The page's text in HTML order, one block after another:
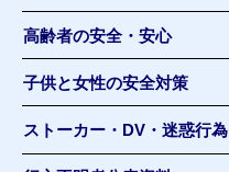
高齢者の安全・安心
子供と女性の安全対策
ストーカー・DV・迷惑行為